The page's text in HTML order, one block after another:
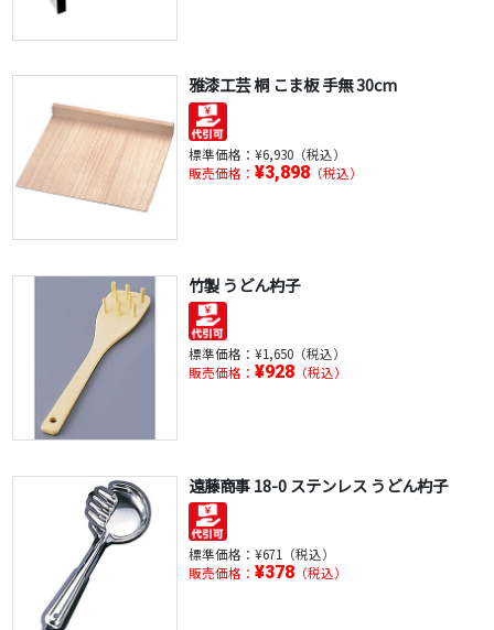
雅漆工芸 桐 こま板 手無 30cm
標準価格： ¥6,930（税込）
販売価格： ¥3,898（税込）
竹製 うどん杓子
標準価格： ¥1,650（税込）
販売価格： ¥928（税込）
遠藤商事 18-0 ステンレス うどん杓子
標準価格： ¥671（税込）
販売価格： ¥378（税込）